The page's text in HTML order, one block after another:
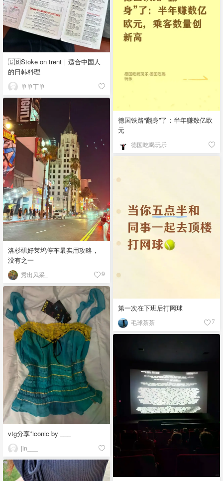
🇬🇧Stoke on trent｜适合中国人
的日韩料理
单单丁单
德国铁路“翻身”了：半年赚数亿欧
元
德国吃喝玩乐
洛杉矶好莱坞停车最实用攻略，
没有之一
秀出风采_ 9
第一次在下班后打网球
毛球茶茶 7
vtg分享*iconic by ___
jin___